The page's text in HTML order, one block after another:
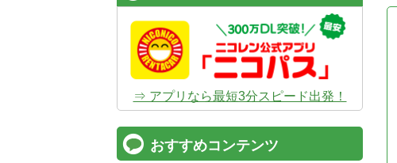
⇒ アプリなら最短3分スピード出発！
おすすめコンテンツ